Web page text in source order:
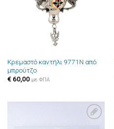
Κρεμαστό καντήλι 9771N από
μπρούτζο
€60,00 με ΦΠΑ